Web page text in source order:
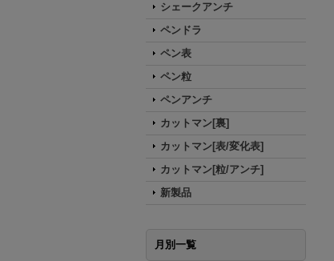
シェークアンチ
ペンドラ
ペン表
ペン粒
ペンアンチ
カットマン[裏]
カットマン[表/変化表]
カットマン[粒/アンチ]
新製品
月別一覧